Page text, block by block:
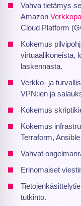
Vahva tietämys
Amazon
Cloud Platform
Kokemus
virtuaalikoneista,
laskennasta.
Verkko- ja
VPN:ien ja
Kokemus
Kokemus
Terraform,
Vahvat
Erinomaiset
tutkinto.